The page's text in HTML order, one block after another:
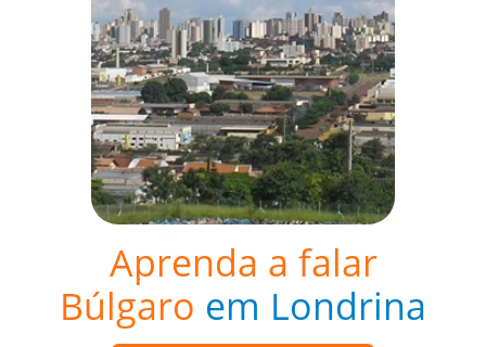
Aprenda a falar
Búlgaro em Londrina